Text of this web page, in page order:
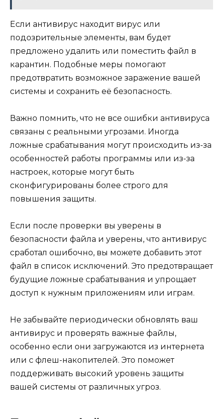
Если антивирус находит вирус или
подозрительные элементы, вам будет
предложено удалить или поместить файл в
карантин. Подобные меры помогают
предотвратить возможное заражение вашей
системы и сохранить её безопасность.
Важно помнить, что не все ошибки антивируса
связаны с реальными угрозами. Иногда
ложные срабатывания могут происходить из-за
особенностей работы программы или из-за
настроек, которые могут быть
сконфигурированы более строго для
повышения защиты.
Если после проверки вы уверены в
безопасности файла и уверены, что антивирус
сработал ошибочно, вы можете добавить этот
файл в список исключений. Это предотвращает
будущие ложные срабатывания и упрощает
доступ к нужным приложениям или играм.
Не забывайте периодически обновлять ваш
антивирус и проверять важные файлы,
особенно если они загружаются из интернета
или с флеш-накопителей. Это поможет
поддерживать высокий уровень защиты
вашей системы от различных угроз.